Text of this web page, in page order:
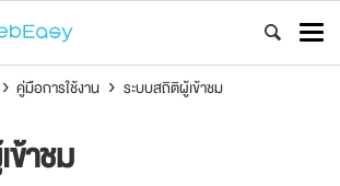
› คู่มือการใช้งาน › ระบบสถิติผู้เข้าชม
าชม